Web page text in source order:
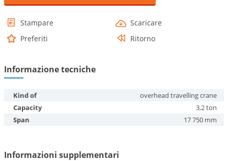
Stampare
Scaricare
Preferiti
Ritorno
Informazione tecniche
Kind of
overhead travelling crane
Capacity
3,2 ton
Span
17 750 mm
Informazioni supplementari